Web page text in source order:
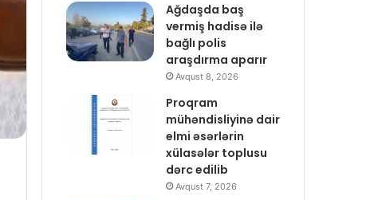
Ağdaşda baş
vermiş hadisə ilə
bağlı polis
araşdırma aparır
Avqust 8, 2026
Proqram
mühəndisliyinə dair
elmi əsərlərin
xülasələr toplusu
dərc edilib
Avqust 7, 2026